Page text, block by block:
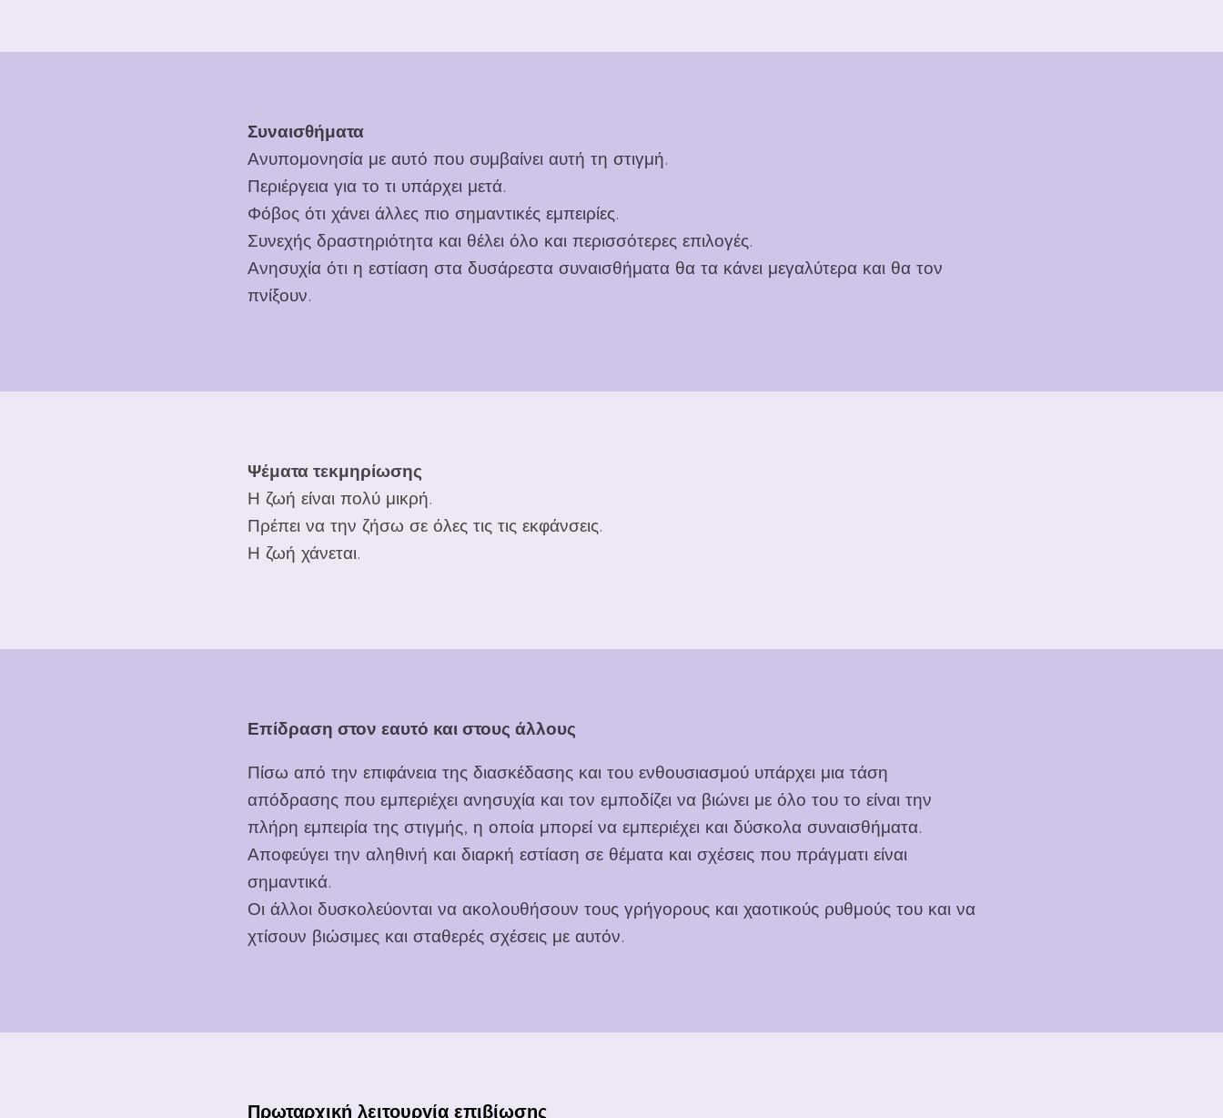
Συναισθήματα
Ανυπομονησία με αυτό που συμβαίνει αυτή τη στιγμή.
Περιέργεια για το τι υπάρχει μετά.
Φόβος ότι χάνει άλλες πιο σημαντικές εμπειρίες.
Συνεχής δραστηριότητα και θέλει όλο και περισσότερες επιλογές.
Ανησυχία ότι η εστίαση στα δυσάρεστα συναισθήματα θα τα κάνει μεγαλύτερα και θα τον
πνίξουν.
Ψέματα τεκμηρίωσης
Η ζωή είναι πολύ μικρή.
Πρέπει να την ζήσω σε όλες τις τις εκφάνσεις.
Η ζωή χάνεται.
Επίδραση στον εαυτό και στους άλλους
Πίσω από την επιφάνεια της διασκέδασης και του ενθουσιασμού υπάρχει μια τάση
απόδρασης που εμπεριέχει ανησυχία και τον εμποδίζει να βιώνει με όλο του το είναι την
πλήρη εμπειρία της στιγμής, η οποία μπορεί να εμπεριέχει και δύσκολα συναισθήματα.
Αποφεύγει την αληθινή και διαρκή εστίαση σε θέματα και σχέσεις που πράγματι είναι
σημαντικά.
Οι άλλοι δυσκολεύονται να ακολουθήσουν τους γρήγορους και χαοτικούς ρυθμούς του και να
χτίσουν βιώσιμες και σταθερές σχέσεις με αυτόν.
Πρωταρχική λειτουργία επιβίωσης